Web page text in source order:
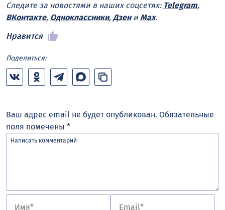
Следите за новостями в наших соцсетях: Telegram,
ВКонтакте, Одноклассники, Дзени Max.
Нравится
Поделиться:
Ваш адрес email не будет опубликован. Обязательные
поля помечены *